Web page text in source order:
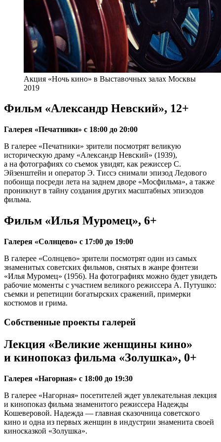
Акция «Ночь кино» в Выставочных залах Москвы
2019
Фильм «Александр Невский», 12+
Галерея «Печатники» с 18:00 до 20:00
В галерее «Печатники» зрители посмотрят великую
историческую драму «Александр Невский» (1939),
а на фотографиях со съемок увидят, как режиссер С.
Эйзенштейн и оператор Э. Тиссэ снимали эпизод Ледового
побоища посреди лета на заднем дворе «Мосфильма», а также
проникнут в тайну создания других масштабных эпизодов
фильма.
Фильм «Илья Муромец», 6+
Галерея «Солнцево» с 17:00 до 19:00
В галерее «Солнцево» зрители посмотрят один из самых
знаменитых советских фильмов, снятых в жанре фэнтези
«Илья Муромец» (1956). На фотографиях можно будет увидеть
рабочие моменты с участием великого режиссера А. Путушко:
съемки и репетиции богатырских сражений, примерки
костюмов и грима.
Собственные проекты галерей
Лекция «Великие женщины кино»
и кинопоказ фильма «Золушка», 0+
Галерея «Нагорная» с 18:00 до 19:30
В галерее «Нагорная» посетителей ждет увлекательная лекция
и кинопоказ фильма знаменитого режиссера Надежды
Кошеверовой. Надежда — главная сказочница советского
кино и одна из первых женщин в индустрии знаменита своей
киносказкой «Золушка».